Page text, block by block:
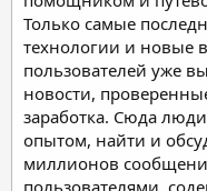
Только самые
технологии и новые
пользователей уже
новости,
заработка. Сюда
опытом, найти и
миллионов
пользователями,